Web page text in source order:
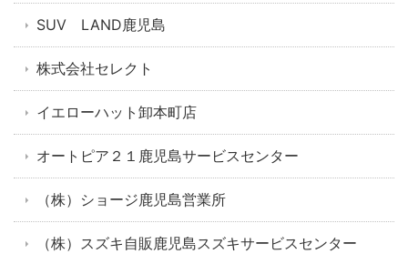
SUV LAND鹿児島
株式会社セレクト
イエローハット卸本町店
オートピア２１鹿児島サービスセンター
（株）ショージ鹿児島営業所
（株）スズキ自販鹿児島スズキサービスセンター